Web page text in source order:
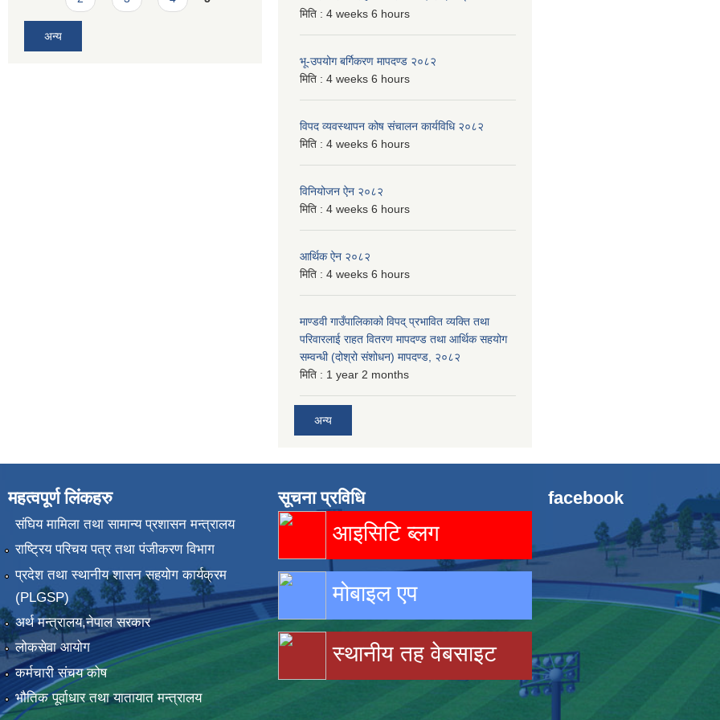
अन्य
मिति : 4 weeks 6 hours
भू-उपयोग बर्गिकरण मापदण्ड २०८२
मिति : 4 weeks 6 hours
विपद व्यवस्थापन कोष संचालन कार्यविधि २०८२
मिति : 4 weeks 6 hours
विनियोजन ऐन २०८२
मिति : 4 weeks 6 hours
आर्थिक ऐन २०८२
मिति : 4 weeks 6 hours
माण्डवी गाउँपालिकाको विपद् प्रभावित व्यक्ति तथा
परिवारलाई राहत वितरण मापदण्ड तथा आर्थिक सहयोग
सम्वन्धी (दोश्रो संशोधन) मापदण्ड, २०८२
मिति : 1 year 2 months
अन्य
महत्वपूर्ण लिंकहरु
संघिय मामिला तथा सामान्य प्रशासन मन्त्रालय
राष्ट्रिय परिचय पत्र तथा पंजीकरण विभाग
प्रदेश तथा स्थानीय शासन सहयोग कार्यक्रम
(PLGSP)
अर्थ मन्त्रालय,नेपाल सरकार
लोकसेवा आयोग
कर्मचारी संचय कोष
भौतिक पूर्वाधार तथा यातायात मन्त्रालय
सूचना प्रविधि
आइसिटि ब्लग
मोबाइल एप
स्थानीय तह वेबसाइट
facebook